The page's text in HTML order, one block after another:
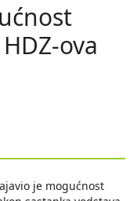
ova
je mogućnost